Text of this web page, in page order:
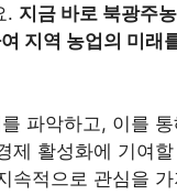
. 지금 바로 북광주
지역 농업의 미래
파악하고, 이를
제 활성화에 기여
속적으로 관심을